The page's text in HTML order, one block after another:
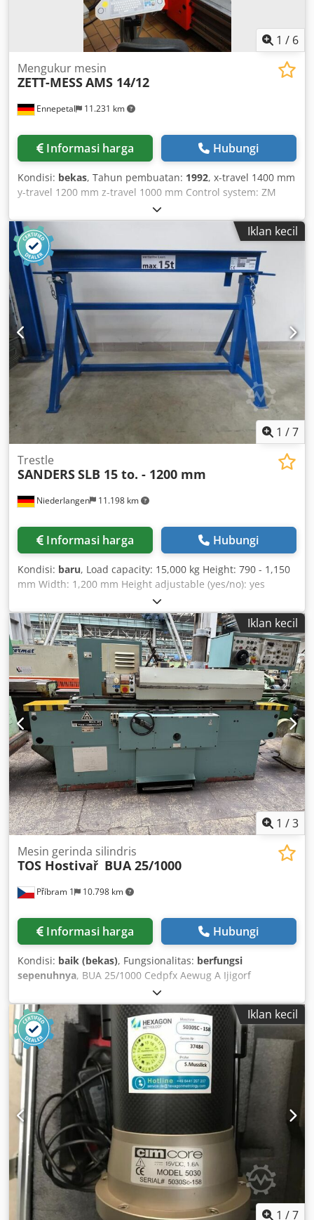
1 / 6
Ennepetal 11.231 km
Mengukur mesin
ZETT-MESSAMS 14/12
Informasi harga Hubungi
Kondisi: bekas, Tahun pembuatan: 1992, x-travel 1400 mm
y-travel 1200 mm z-travel 1000 mm Control system: ZM
Crodpfx Aoftfczeigof Total power requirement: 0.5 kW
Machine weight approx. 2 t Space requirement approx. 2 x
1.5 x 2 m
Iklan kecil
1 /7
Niederlangen 11.198 km
Trestle
SANDERSSLB 15 to. - 1200 mm
Informasi harga Hubungi
Kondisi: baru, Load capacity: 15,000 kg Height: 790 - 1,150
mm Width: 1,200 mm Height adjustable (yes/no): yes
Height adjustment: 790 - 1,150 mm Support surface: 120 x
1,200 mm Jack stand, assembly stand, steel trestle,
welding table, assembly table, steel trestle, work trestle -
Our jack stands are characterized by their robust
construction, high load-bearing stability, and extremely
durable lifespan. - Powder-coated in RAL 5010 gentian
blue - CE marking Crsdpfx Ajgvkaqeigsf - Transport on
request
Iklan kecil
1 /3
Příbram 1 10.798 km
Mesin gerinda silindris
TOS Hostivař BUA 25/1000
Informasi harga Hubungi
Kondisi: baik (bekas), Fungsionalitas: berfungsi
sepenuhnya, BUA 25/1000 Cedpfx Aewug A Ijigorf
Iklan kecil
1 /7